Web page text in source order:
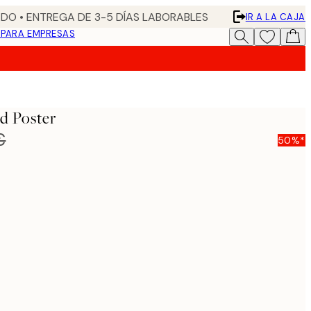
• ENTREGA DE 3-5 DÍAS LABORABLES
IR A LA CAJA
PARA EMPRESAS
Poster
50%*